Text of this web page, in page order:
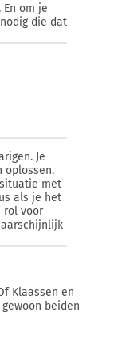
om je
die dat
Je
oplossen.
met
als je het
rol voor
Klaassen en
beiden